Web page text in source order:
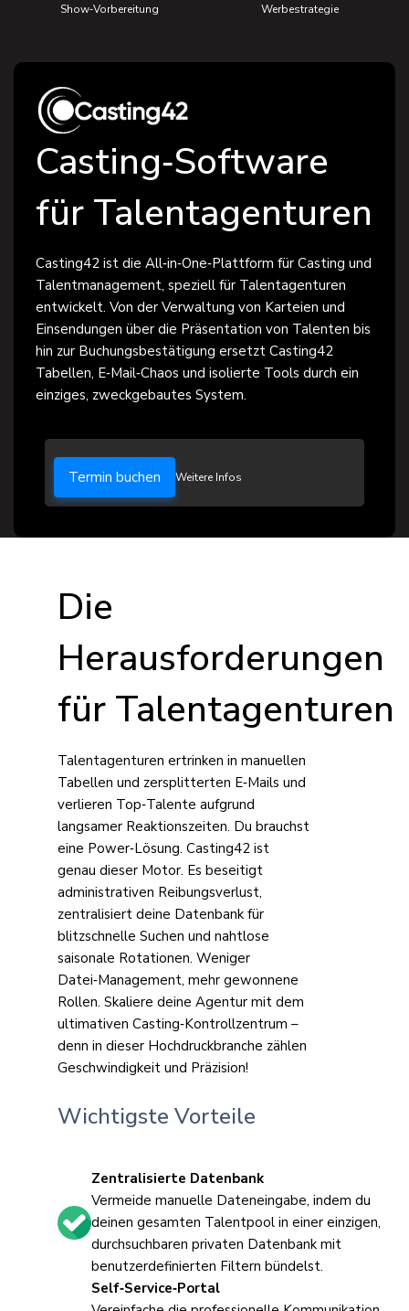
Show‑Vorbereitung
Werbestrategie
Casting‑Software
für Talentagenturen
Casting42 ist die All‑in‑One‑Plattform für Casting und
Talentmanagement, speziell für Talentagenturen
entwickelt. Von der Verwaltung von Karteien und
Einsendungen über die Präsentation von Talenten bis
hin zur Buchungsbestätigung ersetzt Casting42
Tabellen, E‑Mail‑Chaos und isolierte Tools durch ein
einziges, zweckgebautes System.
Termin buchen Weitere Infos
Die
Herausforderungen
für Talentagenturen
Talentagenturen ertrinken in manuellen
Tabellen und zersplitterten E‑Mails und
verlieren Top‑Talente aufgrund
langsamer Reaktionszeiten. Du brauchst
eine Power‑Lösung. Casting42 ist
genau dieser Motor. Es beseitigt
administrativen Reibungsverlust,
zentralisiert deine Datenbank für
blitzschnelle Suchen und nahtlose
saisonale Rotationen. Weniger
Datei‑Management, mehr gewonnene
Rollen. Skaliere deine Agentur mit dem
ultimativen Casting‑Kontrollzentrum –
denn in dieser Hochdruckbranche zählen
Geschwindigkeit und Präzision!
Wichtigste Vorteile
Zentralisierte Datenbank
Vermeide manuelle Dateneingabe, indem du
deinen gesamten Talentpool in einer einzigen,
durchsuchbaren privaten Datenbank mit
benutzerdefinierten Filtern bündelst.
Self‑Service‑Portal